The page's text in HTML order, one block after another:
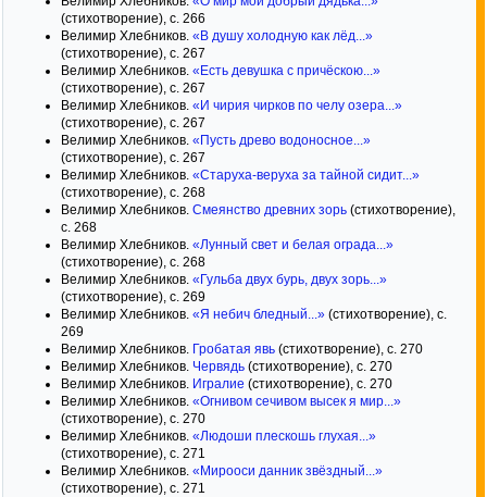
(стихотворение), с. 266
Велимир Хлебников. «В душу холодную как лёд...»
(стихотворение), с. 267
Велимир Хлебников. «Есть девушка с причёскою...»
(стихотворение), с. 267
Велимир Хлебников. «И чирия чирков по челу озера...»
(стихотворение), с. 267
Велимир Хлебников. «Пусть древо водоносное...»
(стихотворение), с. 267
Велимир Хлебников. «Старуха-веруха за тайной сидит...»
(стихотворение), с. 268
Велимир Хлебников. Смеянство древних зорь (стихотворение),
с. 268
Велимир Хлебников. «Лунный свет и белая ограда...»
(стихотворение), с. 268
Велимир Хлебников. «Гульба двух бурь, двух зорь...»
(стихотворение), с. 269
Велимир Хлебников. «Я небич бледный...» (стихотворение), с.
269
Велимир Хлебников. Гробатая явь (стихотворение), с. 270
Велимир Хлебников. Червядь (стихотворение), с. 270
Велимир Хлебников. Игралие (стихотворение), с. 270
Велимир Хлебников. «Огнивом сечивом высек я мир...»
(стихотворение), с. 270
Велимир Хлебников. «Людоши плескошь глухая...»
(стихотворение), с. 271
Велимир Хлебников. «Мирооси данник звёздный...»
(стихотворение), с. 271